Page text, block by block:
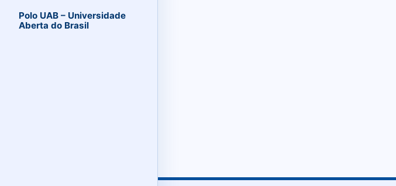
Polo UAB – Universidade
Aberta do Brasil